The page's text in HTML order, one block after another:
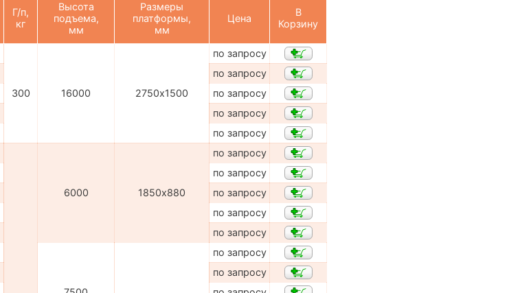
Г/п,
кг
Высота
подъема,
мм
Размеры
платформы,
мм
Цена
В
Корзину
300 16000 2750х1500
по запросу
по запросу
по запросу
по запросу
по запросу
6000 1850х880
по запросу
по запросу
по запросу
по запросу
по запросу
по запросу
по запросу